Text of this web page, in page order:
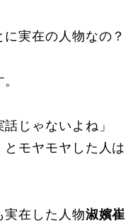
に実在の人物なの？
じゃないよね」
とモヤモヤした人は
実在した人物淑嬪崔